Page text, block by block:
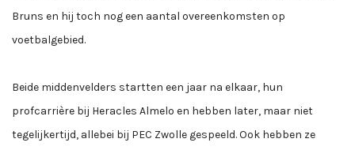
Bruns en hij toch nog een aantal overeenkomsten op
voetbalgebied.
Beide middenvelders startten een jaar na elkaar, hun
profcarrière bij Heracles Almelo en hebben later, maar niet
tegelijkertijd, allebei bij PEC Zwolle gespeeld. Ook hebben ze